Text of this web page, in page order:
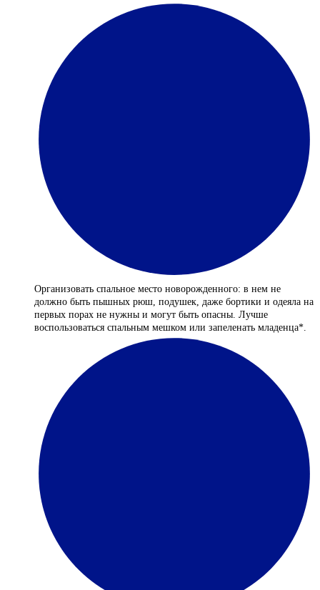
Организовать спальное место новорожденного: в нем не
должно быть пышных рюш, подушек, даже бортики и одеяла на
первых порах не нужны и могут быть опасны. Лучше
воспользоваться спальным мешком или запеленать младенца*.